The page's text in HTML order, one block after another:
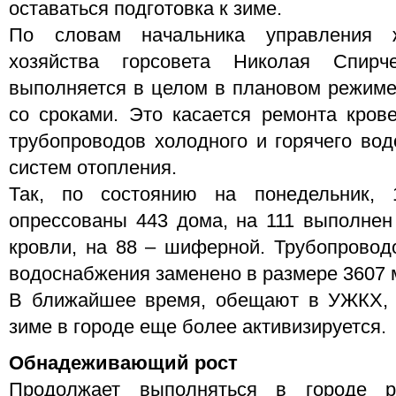
оставаться подготовка к зиме.
По словам начальника управления
хозяйства горсовета Николая
выполняется в целом в плановом
со сроками. Это касается ремонта
трубопроводов холодного и горячего
систем отопления.
Так, по состоянию на понедельник,
опрессованы 443 дома, на 111
кровли, на 88 – шиферной.
водоснабжения заменено в размере 3607
В ближайшее время, обещают в УЖКХ,
зиме в городе еще более активизируется.
Обнадеживающий рост
Продолжает выполняться в городе